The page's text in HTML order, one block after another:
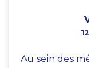
Au sein des